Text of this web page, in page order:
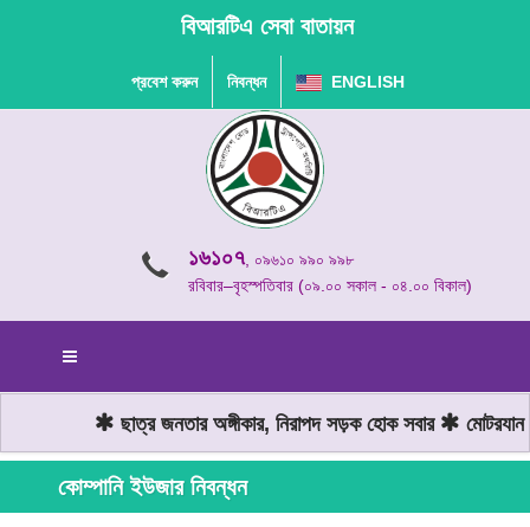
বিআরটিএ সেবা বাতায়ন
প্রবেশ করুন নিবন্ধন ENGLISH
১৬১০৭, ০৯৬১০ ৯৯০ ৯৯৮
রবিবার–বৃহস্পতিবার (০৯.০০ সকাল - ০৪.০০ বিকাল)
ছাত্র জনতার অঙ্গীকার, নিরাপদ সড়ক হোক সবার মোটরযান
কোম্পানি ইউজার নিবন্ধন